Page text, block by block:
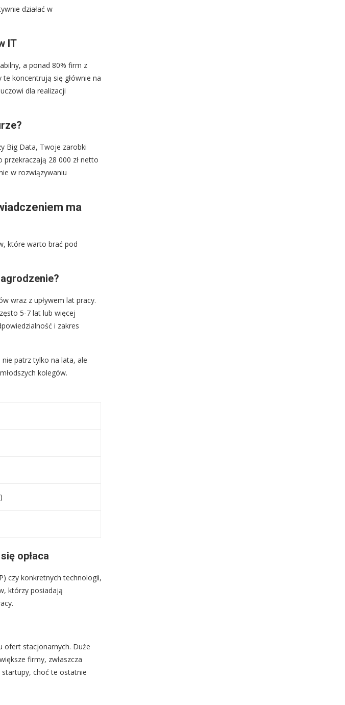
działać w
IT
a ponad 80% firm z
koncentrują się głównie na
dla realizacji
Big Data, Twoje zarobki
28 000 zł netto
w rozwiązywaniu
ma
które warto brać pod
wraz z upływem lat pracy.
5-7 lat lub więcej
i zakres
patrz tylko na lata, ale
kolegów.
opłaca
czy konkretnych technologii,
którzy posiadają
ofert stacjonarnych. Duże
firmy, zwłaszcza
choć te ostatnie